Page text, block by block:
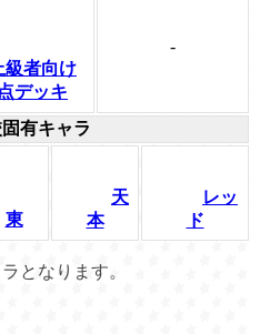
級者向け
デッキ
-
有キャラ
東
天
本
レッ
ド
となります。